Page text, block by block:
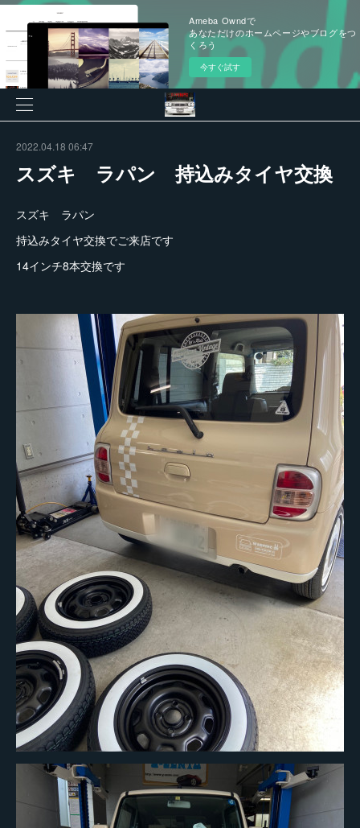
Ameba Owndで
あなただけのホームページやブログをつ
くろう
今すぐ試す
2022.04.18 06:47
スズキ ラパン 持込みタイヤ交換
スズキ ラパン
持込みタイヤ交換でご来店です
14インチ8本交換です